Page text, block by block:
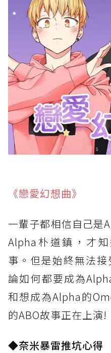
《戀愛幻想曲》
一輩子都相信自己是
Alpha朴道鎮，才
事。但是始終無法
論如何都要成為
和想成為Alpha的
的ABO故事正在上演!
◆奈米暴雷推坑心得